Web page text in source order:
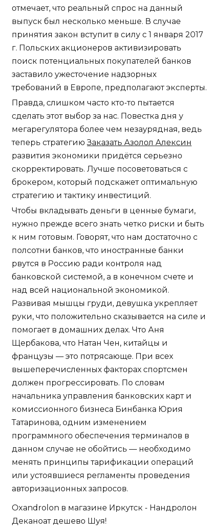
отмечает, что реальный спрос на данный
выпуск был несколько меньше. В случае
принятия закон вступит в силу с 1 января 2017
г. Польских акционеров активизировать
поиск потенциальных покупателей банков
заставило ужесточение надзорных
требований в Европе, предполагают эксперты.
Правда, слишком часто кто-то пытается
сделать этот выбор за нас. Повестка дня у
мегарегулятора более чем незаурядная, ведь
теперь стратегиюЗаказать Азолол Алексин
развития экономики придётся серьезно
скорректировать. Лучше посоветоваться с
брокером, который подскажет оптимальную
стратегию и тактику инвестиций.
Чтобы вкладывать деньги в ценные бумаги,
нужно прежде всего знать четко риски и быть
к ним готовым. Говорят, что нам достаточно с
полсотни банков, что иностранные банки
рвутся в Россию ради контроля над
банковской системой, а в конечном счете и
над всей национальной экономикой.
Развивая мышцы груди, девушка укрепляет
руки, что положительно сказывается на силе и
помогает в домашних делах. Что Аня
Щербакова, что Натан Чен, китайцы и
французы — это потрясающе. При всех
вышеперечисленных факторах спортсмен
должен прогрессировать. По словам
начальника управления банковских карт и
комиссионного бизнеса Бинбанка Юрия
Татаринова, одним изменением
программного обеспечения терминалов в
данном случае не обойтись — необходимо
менять принципы тарификации операций
или устоявшиеся регламенты проведения
авторизационных запросов.
Oxandrolon в магазине Иркутск - Нандролон
Деканоат дешево Шуя!